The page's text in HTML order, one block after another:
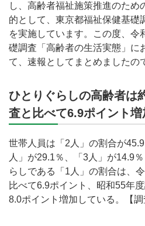
し、高齢者福祉施策推進のため
的として、東京都福祉保健基礎
を実施しています。この度、令
礎調査「高齢者の生活実態」に
て、速報としてまとめましたの
ひとりぐらしの高齢者は
査と比べて6.9ポイント増
世帯人員は「2人」の割合が
人」が29.1％、「3人」が14.9
らしである「1人」の割合は、
比べて6.9ポイント、昭和55年
8.0ポイント増加している。【調